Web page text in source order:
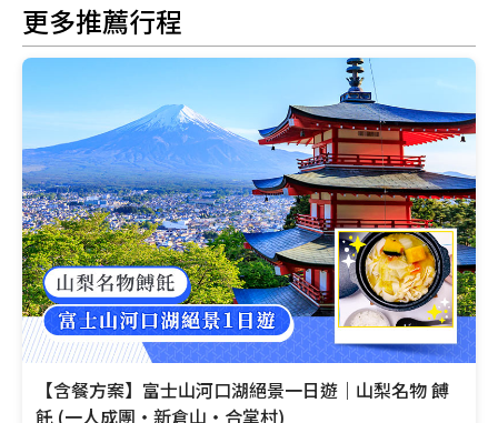
更多推薦行程
【含餐方案】富士山河口湖絕景一日遊｜山梨名物 餺
飥 (一人成團・新倉山・合掌村)